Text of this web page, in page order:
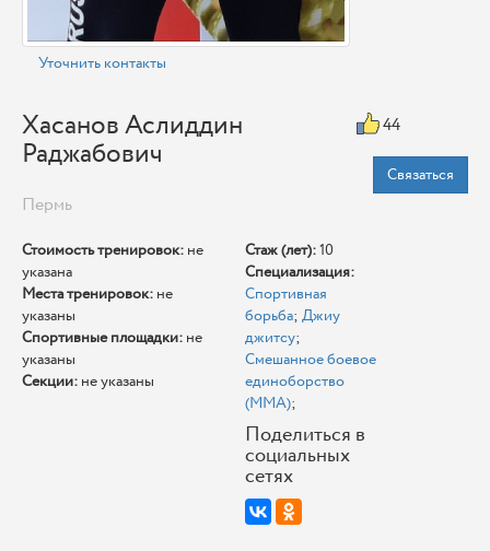
Уточнить контакты
Хасанов Аслиддин
Раджабович
44
Связаться
Пермь
Стоимость тренировок: не
указана
Места тренировок: не
указаны
Спортивные площадки: не
указаны
Секции: не указаны
Стаж (лет):10
Специализация:
Спортивная
борьба; Джиу
джитсу;
Смешанное боевое
единоборство
(ММА);
Поделиться в
социальных
сетях